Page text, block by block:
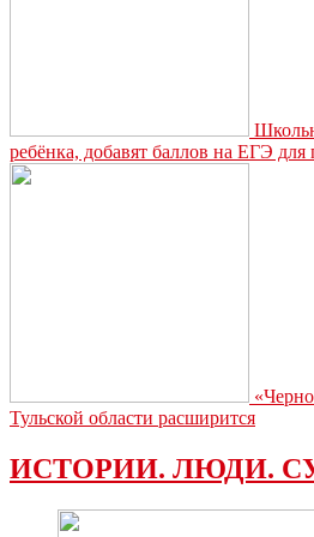
ребёнка, добавят баллов на ЕГЭ для
Тульской области расширится
ИСТОРИИ. ЛЮДИ.